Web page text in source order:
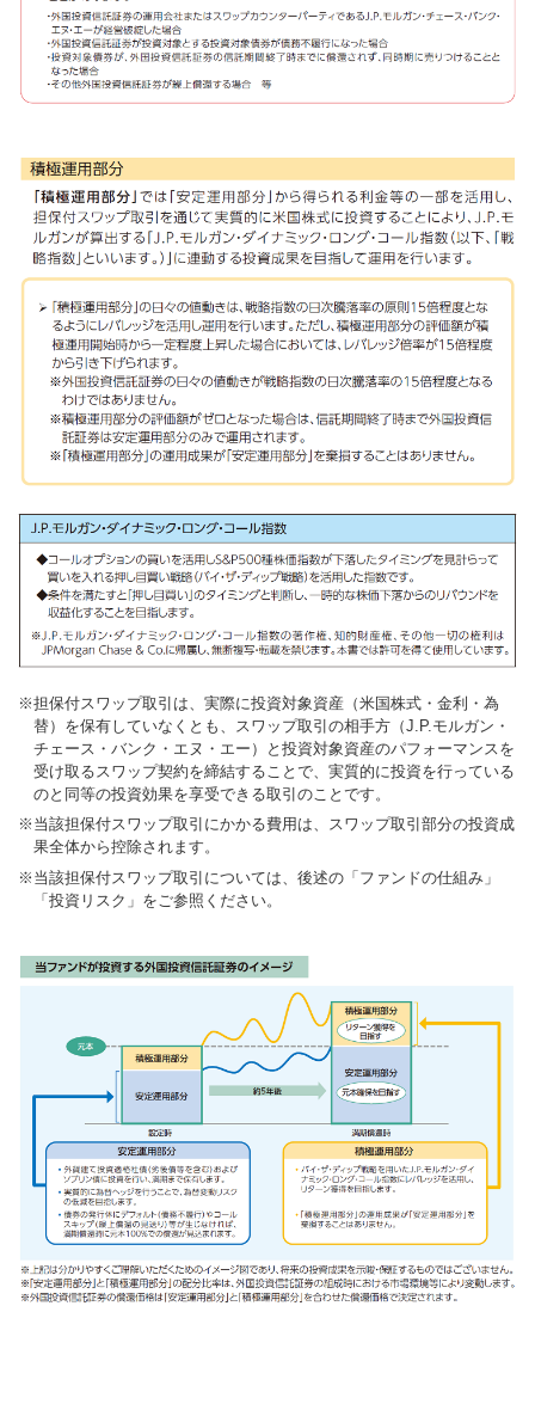
担保付スワップ取引は、実際に投資対象資産（米国株式・金利・為
替）を保有していなくとも、スワップ取引の相手方（J.P.モルガン・
チェース・バンク・エヌ・エー）と投資対象資産のパフォーマンスを
受け取るスワップ契約を締結することで、実質的に投資を行っている
のと同等の投資効果を享受できる取引のことです。
当該担保付スワップ取引にかかる費用は、スワップ取引部分の投資成
果全体から控除されます。
当該担保付スワップ取引については、後述の「ファンドの仕組み」
「投資リスク」をご参照ください。